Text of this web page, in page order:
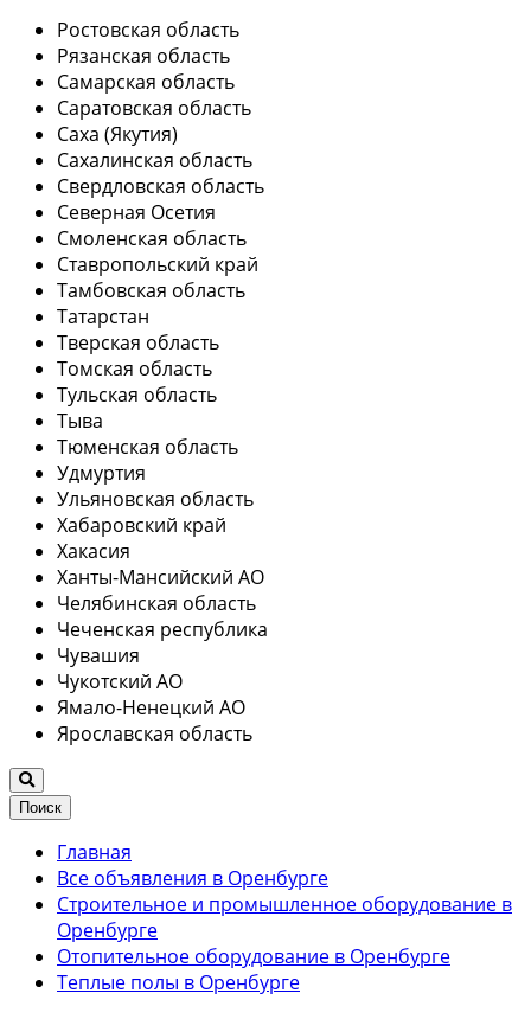
Ростовская область
Рязанская область
Самарская область
Саратовская область
Саха (Якутия)
Сахалинская область
Свердловская область
Северная Осетия
Смоленская область
Ставропольский край
Тамбовская область
Татарстан
Тверская область
Томская область
Тульская область
Тыва
Тюменская область
Удмуртия
Ульяновская область
Хабаровский край
Хакасия
Ханты-Мансийский АО
Челябинская область
Чеченская республика
Чувашия
Чукотский АО
Ямало-Ненецкий АО
Ярославская область
Поиск
Главная
Все объявления в Оренбурге
Строительное и промышленное оборудование в
Оренбурге
Отопительное оборудование в Оренбурге
Теплые полы в Оренбурге